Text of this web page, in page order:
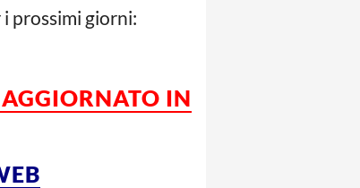
prossimi giorni:
AGGIORNATO IN